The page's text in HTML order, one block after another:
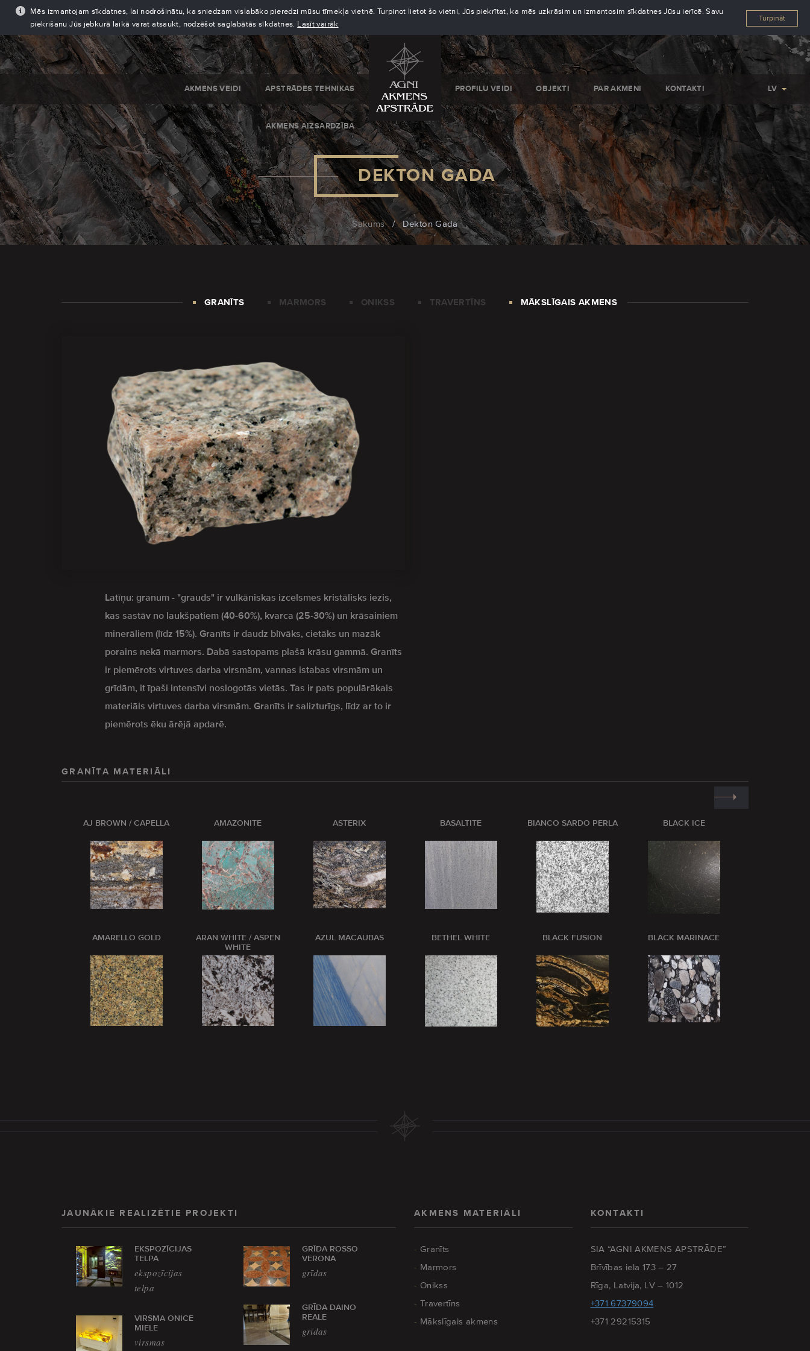
Mēs izmantojam sīkdatnes, lai nodrošinātu, ka sniedzam vislabāko pieredzi mūsu tīmekļa vietnē. Turpinot lietot šo vietni, Jūs piekrītat, ka mēs uzkrāsim un izmantosim sīkdatnes Jūsu ierīcē. Savu
piekrišanu Jūs jebkurā laikā varat atsaukt, nodzēšot saglabātās sīkdatnes. Lasīt vairāk
Turpināt
AKMENS VEIDI APSTRĀDES TEHNIKAS
AKMENS AIZSARDZĪBA
PROFILU VEIDI OBJEKTI PAR AKMENI KONTAKTI LV
DEKTON GADA
Sākums / Dekton Gada
GRANĪTS MARMORS ONIKSS TRAVERTĪNS MĀKSLĪGAIS AKMENS
Latīņu: granum - "grauds" ir vulkāniskas izcelsmes kristālisks iezis,
kas sastāv no laukšpatiem (40-60%), kvarca (25-30%) un krāsainiem
minerāliem (līdz 15%). Granīts ir daudz blīvāks, cietāks un mazāk
porains nekā marmors. Dabā sastopams plašā krāsu gammā. Granīts
ir piemērots virtuves darba virsmām, vannas istabas virsmām un
grīdām, it īpaši intensīvi noslogotās vietās. Tas ir pats populārākais
materiāls virtuves darba virsmām. Granīts ir salizturīgs, līdz ar to ir
piemērots ēku ārējā apdarē.
GRANĪTA MATERIĀLI
AJ BROWN / CAPELLA
AMARELLO GOLD
AMAZONITE
ARAN WHITE / ASPEN
WHITE
ASTERIX
AZUL MACAUBAS
BASALTITE
BETHEL WHITE
BIANCO SARDO PERLA
BLACK FUSION
BLACK ICE
BLACK MARINACE
JAUNĀKIE REALIZĒTIE PROJEKTI
EKSPOZĪCIJAS
TELPA
ekspozīcijas
telpa
VIRSMA ONICE
MIELE
virsmas
GRĪDA ROSSO
VERONA
grīdas
GRĪDA DAINO
REALE
grīdas
AKMENS MATERIĀLI
Granīts
Marmors
Onikss
Travertīns
Mākslīgais akmens
KONTAKTI
SIA “AGNI AKMENS APSTRĀDE”
Brīvības iela 173 – 27
Rīga, Latvija, LV – 1012
+371 67379094
+371 29215315